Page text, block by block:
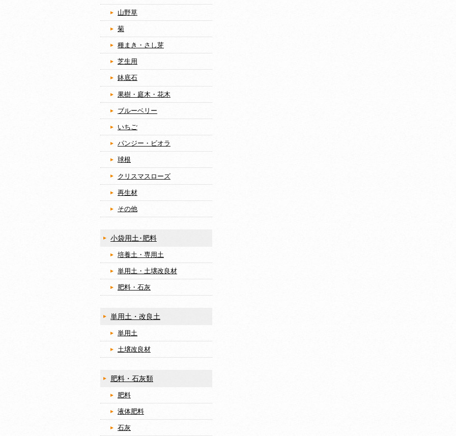
山野草
菊
種まき・さし芽
芝生用
鉢底石
果樹・庭木・花木
ブルーベリー
いちご
パンジー・ビオラ
球根
クリスマスローズ
再生材
その他
小袋用土･肥料
培養土・専用土
単用土・土壌改良材
肥料・石灰
単用土・改良土
単用土
土壌改良材
肥料・石灰類
肥料
液体肥料
石灰